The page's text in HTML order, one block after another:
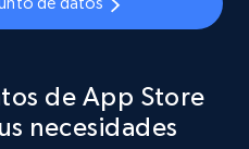
Regular price,
more.
de App Store
necesidades